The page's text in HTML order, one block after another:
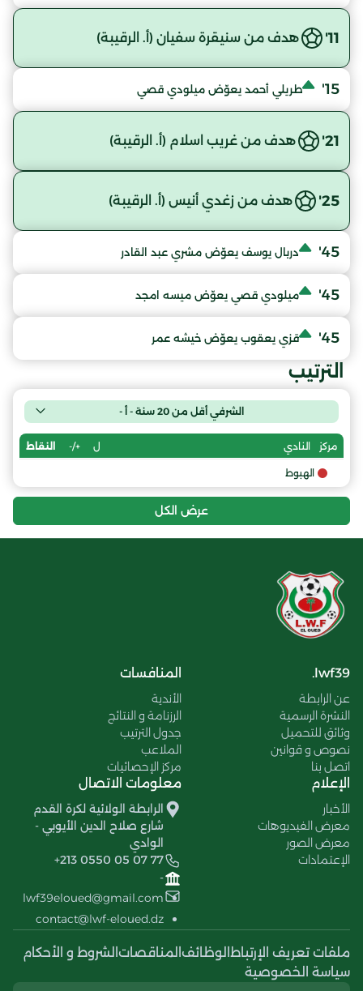
11' هدف من سنيقرة سفيان (أ. الرقيبة)
15' طريلي أحمد يعوّض ميلودي قصي
21' هدف من غريب اسلام (أ. الرقيبة)
25' هدف من زغدي أنيس (أ. الرقيبة)
45' دربال يوسف يعوّض مشري عبد القادر
45' ميلودي قصي يعوّض ميسه امجد
45' قزي يعقوب يعوّض خيشه عمر
الترتيب
الشرفي أقل من 20 سنة - أ -
مركز النادي ل +/- النقاط
الهبوط
عرض الكل
lwf39.
عن الرابطة
النشرة الرسمية
وثائق للتحميل
نصوص و قوانين
اتصل بنا
المنافسات
الأندية
الرزنامة و النتائج
جدول الترتيب
الملاعب
مركز الإحصائيات
الإعلام
الأخبار
معرض الفيديوهات
معرض الصور
الإعتمادات
معلومات الاتصال
الرابطة الولائية لكرة القدم
شارع صلاح الدين الأيوبي -
الوادي
+213 0550 05 07 77
-
lwf39eloued@gmail.com
contact@lwf-eloued.dz
ملفات تعريف الإرتباط الوظائف المناقصات الشروط و الأحكام
سياسة الخصوصية